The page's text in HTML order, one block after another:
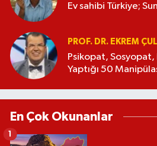
Ev sahibi Türkiye;
PROF. DR. EKREM
Psikopat,
Yaptığı 50
En Çok Okunanlar
1